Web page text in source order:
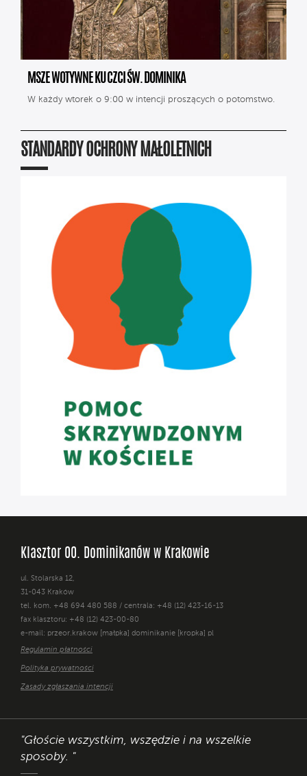
MSZE WOTYWNE KU CZCI ŚW. DOMINIKA
W każdy wtorek o 9:00 w intencji proszących o potomstwo.
STANDARDY OCHRONY MAŁOLETNICH
Klasztor OO. Dominikanów w Krakowie
ul. Stolarska 12,
31-043 Kraków
tel. kom. +48 694 480 588 / centrala: +48 (12) 423-16-13
fax klasztoru: +48 (12) 423-00-80
e-mail: przeor.krakow [małpka] dominikanie [kropka] pl
Regulamin płatności
Polityka prywatności
Zasady zgłaszania intencji
"Głoście wszystkim, wszędzie i na wszelkie
sposoby. "